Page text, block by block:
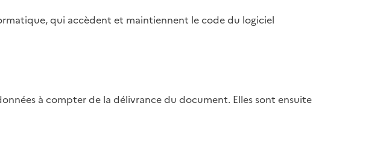
qui accèdent et maintiennent le code du logiciel
à compter de la délivrance du document. Elles sont ensuite